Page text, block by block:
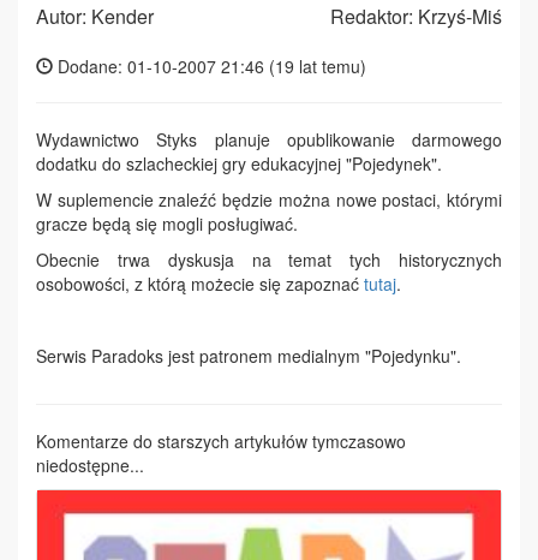
Autor: Kender Redaktor: Krzyś-Miś
Dodane: 01-10-2007 21:46 (19 lat temu)
Wydawnictwo Styks planuje opublikowanie darmowego
dodatku do szlacheckiej gry edukacyjnej "Pojedynek".
W suplemencie znaleźć będzie można nowe postaci, którymi
gracze będą się mogli posługiwać.
Obecnie trwa dyskusja na temat tych historycznych
osobowości, z którą możecie się zapoznać tutaj.
Serwis Paradoks jest patronem medialnym "Pojedynku".
Komentarze do starszych artykułów tymczasowo
niedostępne...